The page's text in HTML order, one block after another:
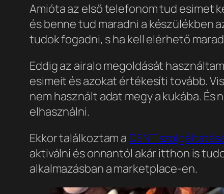
Amióta az első telefonom tud esimet
és benne tud maradni a készülékben
tudok fogadni, s ha kell elérhető
Eddig az airalo megoldását
esimeit és azokat értékesíti tovább.
nem használt adat megy a kukába.
elhasználni.
Ekkor találkoztam a DENT
aktiválni és onnantól akár itthon is
alkalmazásban a marketplace-en.